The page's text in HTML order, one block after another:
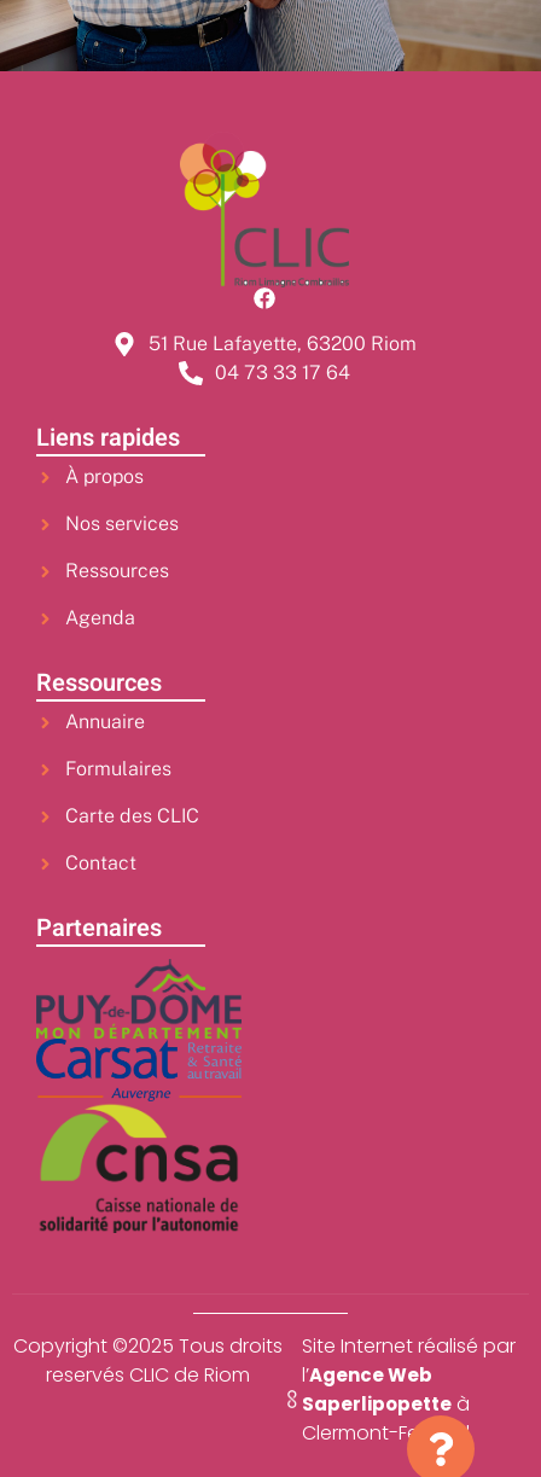
51 Rue Lafayette, 63200 Riom
04 73 33 17 64
Liens rapides
À propos
Nos services
Ressources
Agenda
Ressources
Annuaire
Formulaires
Carte des CLIC
Contact
Partenaires
Copyright ©2025 Tous droits
reservés CLIC de Riom
Site Internet réalisé par
l’Agence Web
Saperlipopetteà
Clermont-Ferrand